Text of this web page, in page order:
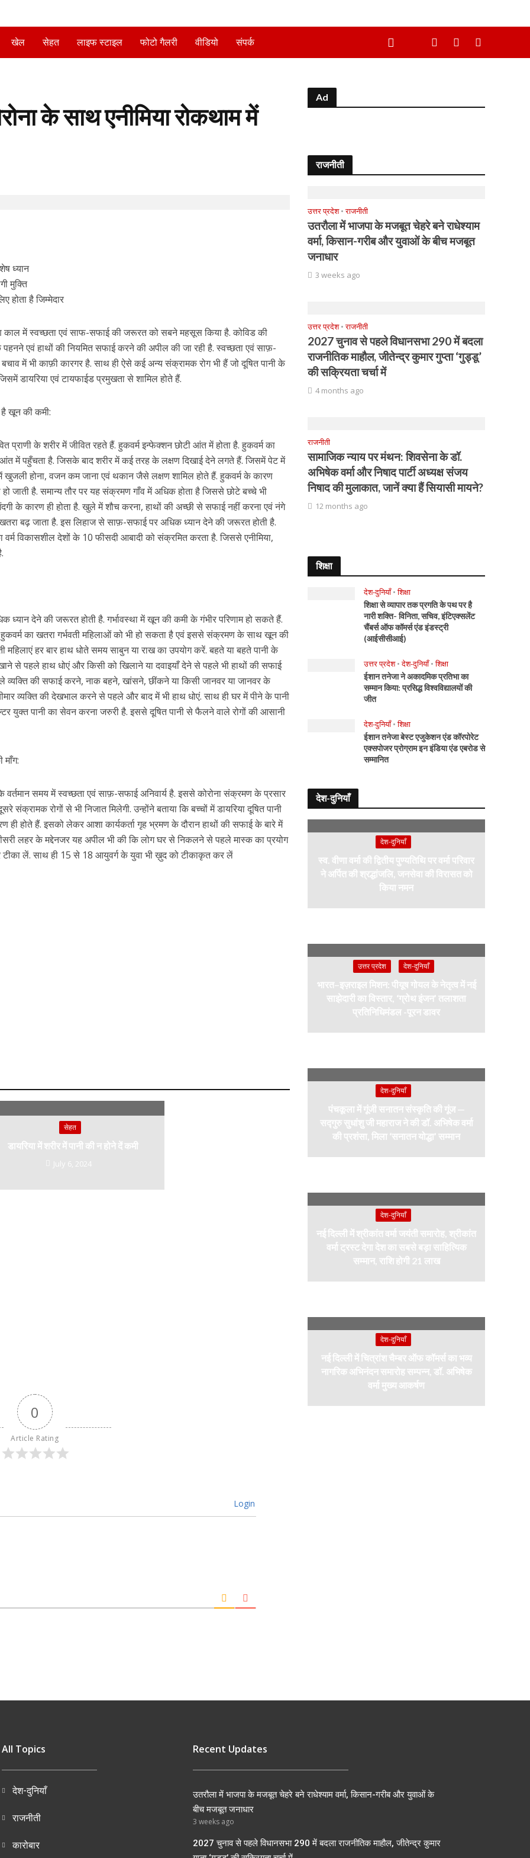
खेल सेहत लाइफ स्टाइल फोटो गैलरी वीडियो संपर्क
के साथ एनीमिया रोकथाम में
ध्यान
मुक्ति
होता है जिम्मेदार
काल में स्वच्छता एवं साफ-सफाई की जरूरत को सबने महसूस किया है. कोविड की
पहनने एवं हाथों की नियमित सफाई करने की अपील की जा रही है. स्वच्छता एवं साफ़-
में भी काफ़ी कारगर है. साथ ही ऐसे कई अन्य संक्रामक रोग भी हैं जो दूषित पानी के
डायरिया एवं टायफाईड प्रमुखता से शामिल होते हैं.
खून की कमी:
प्राणी के शरीर में जीवित रहते हैं. हुकवर्म इन्फेक्शन छोटी आंत में होता है. हुकवर्म का
आंत में पहुँचता है. जिसके बाद शरीर में कई तरह के लक्षण दिखाई देने लगते हैं. जिसमें पेट में
खुजली होना, वजन कम जाना एवं थकान जैसे लक्षण शामिल होते हैं. हुकवर्म के कारण
हो जाती है. समान्य तौर पर यह संक्रमण गाँव में अधिक होता है जिससे छोटे बच्चे भी
के कारण ही होता है. खुले में शौच करना, हाथों की अच्छी से सफाई नहीं करना एवं नंगे
बढ़ जाता है. इस लिहाज से साफ़-सफाई पर अधिक ध्यान देने की जरूरत होती है.
विकासशील देशों के 10 फीसदी आबादी को संक्रमित करता है. जिससे एनीमिया,
ध्यान देने की जरूरत होती है. गर्भावस्था में खून की कमी के गंभीर परिणाम हो सकते हैं.
का खतरा गर्भवती महिलाओं को भी हो सकता है एवं इससे संक्रमण के साथ खून की
महिलाएं हर बार हाथ धोते समय साबुन या राख का उपयोग करें. बहते या बहते पानी के
से पहले हाथ धोएं और किसी को खिलाने या दवाइयाँ देने से पहले भी हाथों की सफाई
व्यक्ति की सफाई करने, नाक बहने, खांसने, छींकने या किसी जानवर या जानवर के
व्यक्ति की देखभाल करने से पहले और बाद में भी हाथ धोएं. साथ ही घर में पीने के पानी
युक्त पानी का सेवन करना जरुरी है. इससे दूषित पानी से फैलने वाले रोगों की आसानी
वर्तमान समय में स्वच्छता एवं साफ़-सफाई अनिवार्य है. इससे कोरोना संक्रमण के प्रसार
संक्रामक रोगों से भी निजात मिलेगी. उन्होंने बताया कि बच्चों में डायरिया दूषित पानी
ही होते हैं. इसको लेकर आशा कार्यकर्ता गृह भ्रमण के दौरान हाथों की सफाई के बारे में
तीसरी लहर के मद्देनजर यह अपील भी की कि लोग घर से निकलने से पहले मास्क का प्रयोग
टीका लें. साथ ही 15 से 18 आयुवर्ग के युवा भी ख़ुद को टीकाकृत कर लें
सेहत
डायरिया में शरीर में पानी की न होने दें कमी
July 6, 2024
0
Article Rating
Login
Ad
राजनीती
उत्तर प्रदेश • राजनीती
उतरौला में भाजपा के मजबूत चेहरे बने राधेश्याम
वर्मा, किसान-गरीब और युवाओं के बीच मजबूत
जनाधार
3 weeks ago
उत्तर प्रदेश • राजनीती
2027 चुनाव से पहले विधानसभा 290 में बदला
राजनीतिक माहौल, जीतेन्द्र कुमार गुप्ता ‘गुड्डू’
की सक्रियता चर्चा में
4 months ago
राजनीती
सामाजिक न्याय पर मंथन: शिवसेना के डॉ.
अभिषेक वर्मा और निषाद पार्टी अध्यक्ष संजय
निषाद की मुलाकात, जानें क्या हैं सियासी मायने?
12 months ago
शिक्षा
देश-दुनियाँ • शिक्षा
शिक्षा से व्यापार तक प्रगति के पथ पर है
नारी शक्ति- विनिता, सचिव, इंटिएक्सलेंट
चैंबर्स ऑफ कॉमर्स एंड इंडस्ट्री
(आईसीसीआई)
उत्तर प्रदेश • देश-दुनियाँ • शिक्षा
ईशान तनेजा ने अकादमिक प्रतिभा का
सम्मान किया: प्रसिद्ध विश्वविद्यालयों की
जीत
देश-दुनियाँ • शिक्षा
ईशान तनेजा बेस्ट एजुकेशन एंड कॉरपोरेट
एक्सपोजर प्रोग्राम इन इंडिया एंड एबरोड से
सम्मानित
देश-दुनियाँ
देश-दुनियाँ
स्व. वीणा वर्मा की द्वितीय पुण्यतिथि पर वर्मा परिवार
ने अर्पित की श्रद्धांजलि, जनसेवा की विरासत को
किया नमन
उत्तर प्रदेश देश-दुनियाँ
भारत–इज़राइल मिशन: पीयूष गोयल के नेतृत्व में नई
साझेदारी का विस्तार, ‘ग्रोथ इंजन’ तलाशता
प्रतिनिधिमंडल -पूरन डावर
देश-दुनियाँ
पंचकूला में गूंजी सनातन संस्कृति की गूंज —
सद्गुरु सुधांशु जी महाराज ने की डॉ. अभिषेक वर्मा
की प्रशंसा, मिला ‘सनातन योद्धा’ सम्मान
देश-दुनियाँ
नई दिल्ली में श्रीकांत वर्मा जयंती समारोह, श्रीकांत
वर्मा ट्रस्ट देगा देश का सबसे बड़ा साहित्यिक
सम्मान, राशि होगी 21 लाख
देश-दुनियाँ
नई दिल्ली में चित्रांश चैम्बर ऑफ कॉमर्स का भव्य
नागरिक अभिनंदन समारोह सम्पन्न, डॉ. अभिषेक
वर्मा मुख्य आकर्षण
All Topics
देश-दुनियाँ
राजनीती
कारोबार
Recent Updates
उतरौला में भाजपा के मजबूत चेहरे बने राधेश्याम वर्मा, किसान-गरीब और युवाओं के
बीच मजबूत जनाधार
3 weeks ago
2027 चुनाव से पहले विधानसभा 290 में बदला राजनीतिक माहौल, जीतेन्द्र कुमार